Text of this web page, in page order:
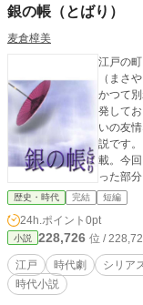
銀の帳（とばり）
麦倉樟美
江戸の
（まさ
かつて
発しており…。 若い男女の心の綾
いの友情などを描く。
説です
載。今
った部
た部分
図書館
イクに
だ、あ
ペシャ
ば幸い
歴史・時代 完結 短編
24h.ポイント 0pt
小説 228,726 位 /
江戸 時代劇 シリア
時代小説